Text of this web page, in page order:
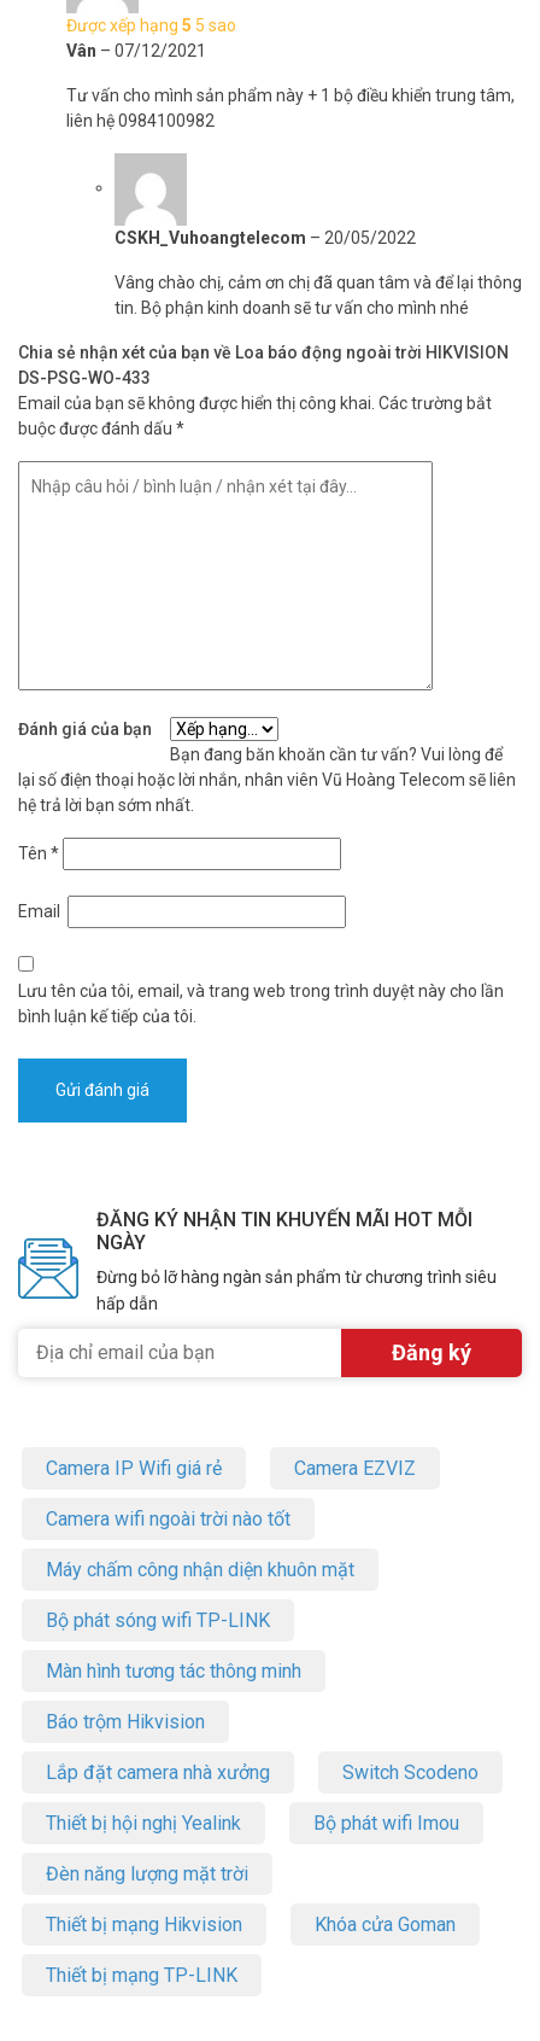
Được xếp hạng 5 5 sao
Vân – 07/12/2021
Tư vấn cho mình sản phẩm này + 1 bộ điều khiển trung tâm,
liên hệ 0984100982
CSKH_Vuhoangtelecom – 20/05/2022
Vâng chào chị, cảm ơn chị đã quan tâm và để lại thông
tin. Bộ phận kinh doanh sẽ tư vấn cho mình nhé
Chia sẻ nhận xét của bạn về Loa báo động ngoài trời HIKVISION
DS-PSG-WO-433
Email của bạn sẽ không được hiển thị công khai. Các trường bắt
buộc được đánh dấu *
Đánh giá của bạn
Bạn đang băn khoăn cần tư vấn? Vui lòng để
lại số điện thoại hoặc lời nhắn, nhân viên Vũ Hoàng Telecom sẽ liên
hệ trả lời bạn sớm nhất.
Tên *
Email
Lưu tên của tôi, email, và trang web trong trình duyệt này cho lần
bình luận kế tiếp của tôi.
ĐĂNG KÝ NHẬN TIN KHUYẾN MÃI HOT MỖI
NGÀY
Đừng bỏ lỡ hàng ngàn sản phẩm từ chương trình siêu
hấp dẫn
Camera IP Wifi giá rẻ Camera EZVIZ
Camera wifi ngoài trời nào tốt
Máy chấm công nhận diện khuôn mặt
Bộ phát sóng wifi TP-LINK
Màn hình tương tác thông minh
Báo trộm Hikvision
Lắp đặt camera nhà xưởng Switch Scodeno
Thiết bị hội nghị Yealink Bộ phát wifi Imou
Đèn năng lượng mặt trời
Thiết bị mạng Hikvision Khóa cửa Goman
Thiết bị mạng TP-LINK